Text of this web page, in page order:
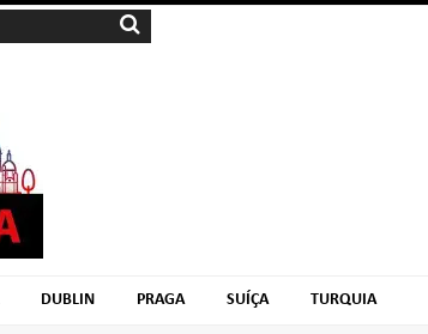
DUBLIN PRAGA SUÍÇA TURQUIA